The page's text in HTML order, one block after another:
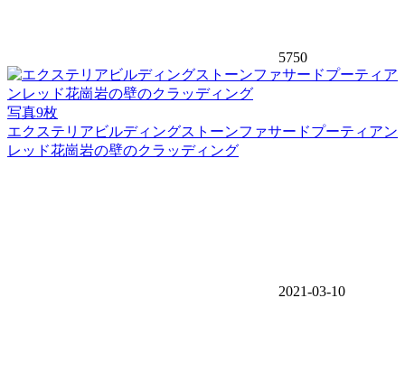
5750
写真9枚
エクステリアビルディングストーンファサードプーティアン
レッド花崗岩の壁のクラッディング
2021-03-10